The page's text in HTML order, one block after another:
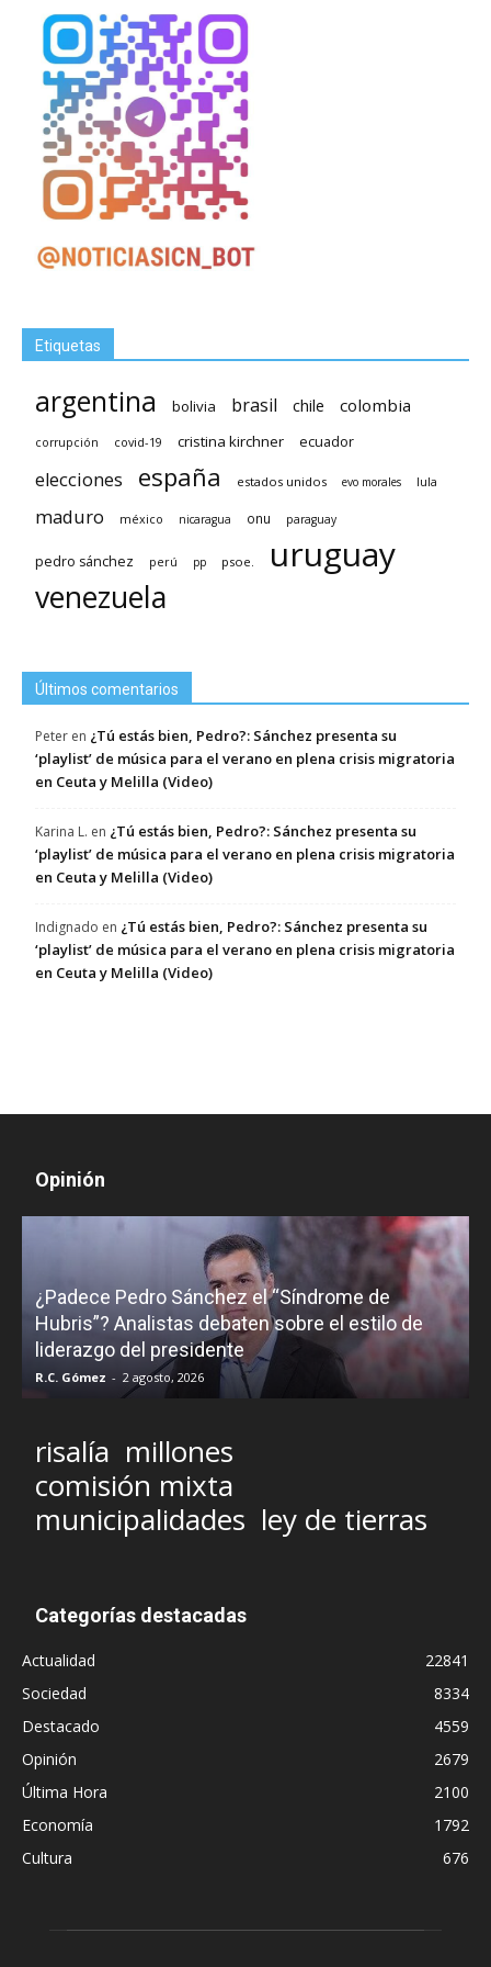
Etiquetas
argentina bolivia brasil chile colombia
corrupción covid-19 cristina kirchner ecuador
elecciones españa estados unidos evo morales lula
maduro méxico nicaragua onu paraguay
pedro sánchez perú pp psoe. uruguay
venezuela
Últimos comentarios
Peter en ¿Tú estás bien, Pedro?: Sánchez presenta su
‘playlist’ de música para el verano en plena crisis migratoria
en Ceuta y Melilla (Video)
Karina L. en ¿Tú estás bien, Pedro?: Sánchez presenta su
‘playlist’ de música para el verano en plena crisis migratoria
en Ceuta y Melilla (Video)
Indignado en ¿Tú estás bien, Pedro?: Sánchez presenta su
‘playlist’ de música para el verano en plena crisis migratoria
en Ceuta y Melilla (Video)
Opinión
¿Padece Pedro Sánchez el “Síndrome de
Hubris”? Analistas debaten sobre el estilo de
liderazgo del presidente
R.C. Gómez - 2 agosto, 2026
risalía millones
comisión mixta
municipalidades ley de tierras
Categorías destacadas
Actualidad
22841
Sociedad
8334
Destacado
4559
Opinión
2679
Última Hora
2100
Economía
1792
Cultura
676